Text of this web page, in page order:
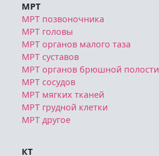
МРТ
МРТ позвоночника
МРТ головы
МРТ органов малого таза
МРТ суставов
МРТ органов брюшной полости
МРТ сосудов
МРТ мягких тканей
МРТ грудной клетки
МРТ другое
КТ